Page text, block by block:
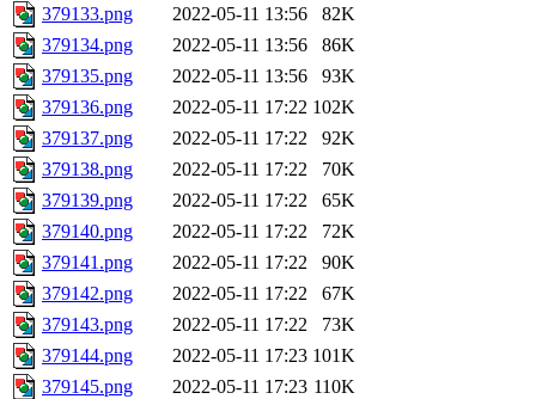
379133.png
2022-05-11 13:56
82K
379134.png
2022-05-11 13:56
86K
379135.png
2022-05-11 13:56
93K
379136.png
2022-05-11 17:22 102K
379137.png
2022-05-11 17:22
92K
379138.png
2022-05-11 17:22
70K
379139.png
2022-05-11 17:22
65K
379140.png
2022-05-11 17:22
72K
379141.png
2022-05-11 17:22
90K
379142.png
2022-05-11 17:22
67K
379143.png
2022-05-11 17:22
73K
379144.png
2022-05-11 17:23 101K
379145.png
2022-05-11 17:23 110K